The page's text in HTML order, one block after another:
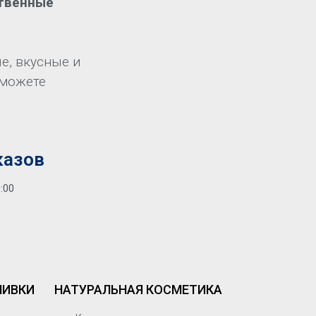
вкусные и
НАТУРАЛЬНАЯ КОСМЕТИКА